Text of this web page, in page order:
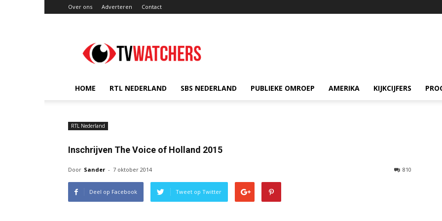
Over ons Adverteren Contact
HOME RTL NEDERLAND SBS NEDERLAND PUBLIEKE OMROEP AMERIKA KIJKCIJFERS
RTL Nederland
Inschrijven The Voice of Holland 2015
Door Sander - 7 oktober 2014 810
Deel op Facebook Tweet op Twitter